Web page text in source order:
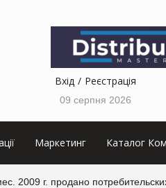
Вхід Реєстрація
09 серпня 2026
Маркетинг Каталог
2009 г. продано